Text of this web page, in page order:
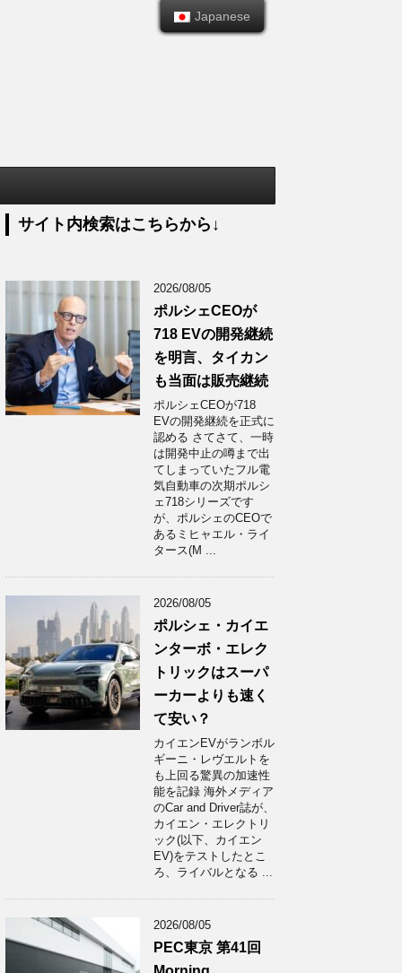
サイト内検索はこちらから↓
2026/08/05
ポルシェCEOが
718 EVの開発継続
を明言、タイカン
も当面は販売継続
ポルシェCEOが718
EVの開発継続を正式に
認める さてさて、一時
は開発中止の噂まで出
てしまっていたフル電
気自動車の次期ポルシ
ェ718シリーズです
が、ポルシェのCEOで
あるミヒャエル・ライ
タース(M ...
2026/08/05
ポルシェ・カイエ
ンターボ・エレク
トリックはスーパ
ーカーよりも速く
て安い？
カイエンEVがランボル
ギーニ・レヴエルトを
も上回る驚異の加速性
能を記録 海外メディア
のCar and Driver誌が、
カイエン・エレクトリ
ック(以下、カイエン
EV)をテストしたとこ
ろ、ライバルとなる ...
2026/08/05
PEC東京 第41回
Japanese
Japanese